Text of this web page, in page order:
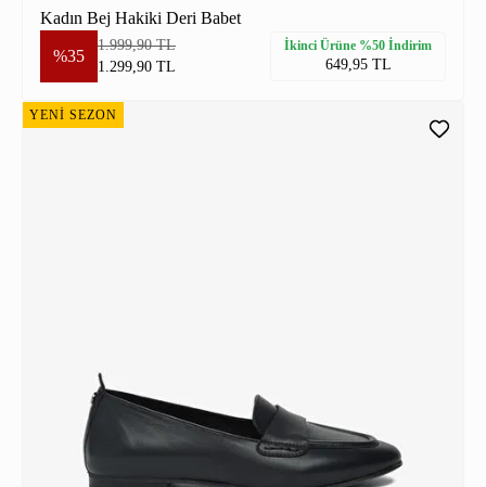
Kadın Bej Hakiki Deri Babet
%35
1.999,90 TL
1.299,90 TL
İkinci Ürüne %50 İndirim
649,95 TL
YENİ SEZON